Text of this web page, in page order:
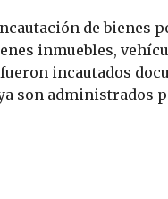
de bienes
inmuebles,
incautados
son administrados